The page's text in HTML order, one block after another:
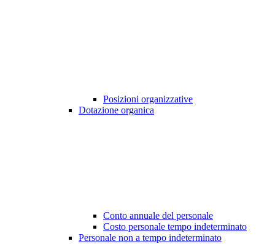
Posizioni organizzative
Dotazione organica
Conto annuale del personale
Costo personale tempo indeterminato
Personale non a tempo indeterminato